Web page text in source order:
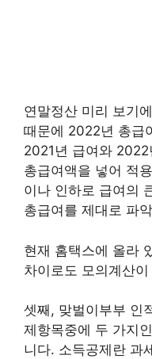
연말정산 미리 보기
때문에 2022년 총급
2021년 급여와
총급여액을 넣어 적
이나 인하로 급여의
총급여를 제대로 파
현재 홈택스에 올라
차이로도 모의계산
셋째, 맞벌이부부 인
제항목중에 두 가지
니다. 소득공제란 과